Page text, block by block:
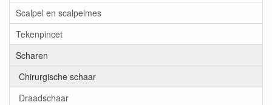
Scalpel en scalpelmes
Tekenpincet
Scharen
Chirurgische schaar
Draadschaar